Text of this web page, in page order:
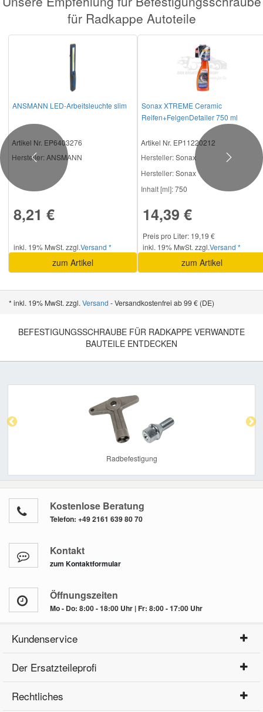
für Radkappe Autoteile
ANSMANN LED-Arbeitsleuchte slim
Artikel Nr. EP6403276
Hersteller: ANSMANN
8,21 €
inkl. 19% MwSt. zzgl.Versand *
zum Artikel
Sonax XTREME Ceramic
Reifen+FelgenDetailer 750 ml
Artikel Nr. EP11220212
Hersteller: Sonax
Hersteller:Sonax
Inhalt [ml]:750
14,39 €
Preis pro Liter: 19,19 €
inkl. 19% MwSt. zzgl.Versand *
zum Artikel
Previous Next
* inkl. 19% MwSt. zzgl. Versand - Versandkostenfrei ab 99 € (DE)
BEFESTIGUNGSSCHRAUBE FÜR RADKAPPE VERWANDTE
BAUTEILE ENTDECKEN
Radbefestigung
Kostenlose Beratung
Telefon: +49 2161 639 80 70
Kontakt
zum Kontaktformular
Öffnungszeiten
Mo - Do: 8:00 - 18:00 Uhr | Fr: 8:00 - 17:00 Uhr
Kundenservice
Der Ersatzteileprofi
Rechtliches
Smart Ersatzteile
Suzuki Ersatzteile
Toyota Ersatzteile
Volvo Ersatzteile